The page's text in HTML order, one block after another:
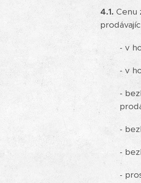
4.1. Cenu
- v
- v
-
-
-
-